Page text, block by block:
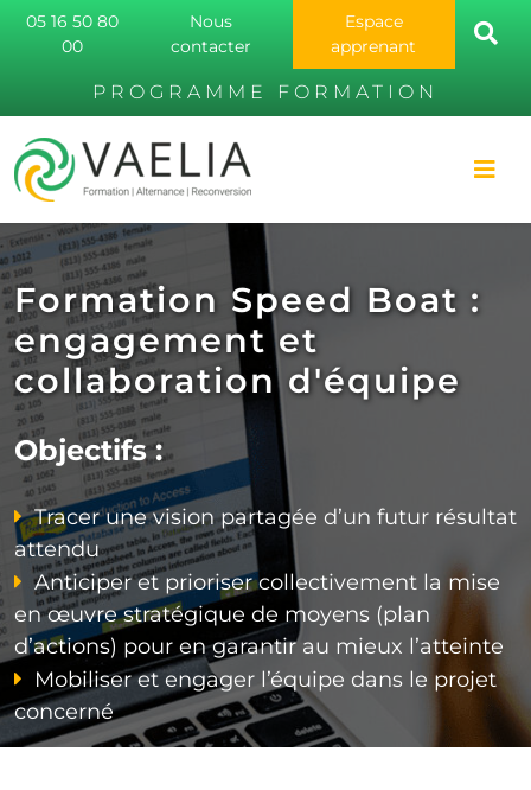
05 16 50 80
00
Nous
contacter
Espace
apprenant
PROGRAMME FORMATION
Formation Speed ​​Boat :
engagement et
collaboration d'équipe
Objectifs :
Tracer une vision partagée d’un futur résultat
attendu
Anticiper et prioriser collectivement la mise
en œuvre stratégique de moyens (plan
d’actions) pour en garantir au mieux l’atteinte
Mobiliser et engager l’équipe dans le projet
concerné